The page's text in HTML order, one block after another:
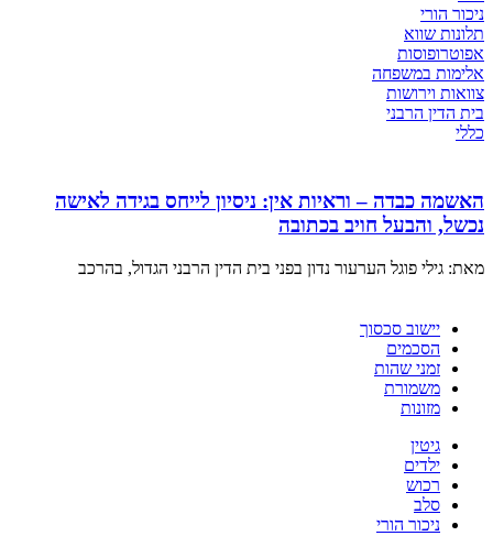
ניכור הורי
תלונות שווא
אפוטרופוסות
אלימות במשפחה
צוואות וירושות
בית הדין הרבני
כללי
האשמה כבדה – וראיות אין: ניסיון לייחס בגידה לאישה
נכשל, והבעל חויב בכתובה
מאת: גילי פוגל הערעור נדון בפני בית הדין הרבני הגדול, בהרכב
יישוב סכסוך
הסכמים
זמני שהות
משמורת
מזונות
גיטין
ילדים
רכוש
סלב
ניכור הורי